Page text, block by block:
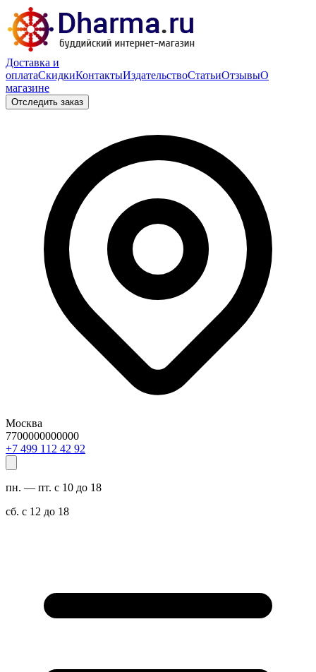
Доставка и
оплатаСкидкиКонтактыИздательствоСтатьиОтзывыО
магазине
Отследить заказ
Москва
7700000000000
29 24 211 994 7+
пн. — пт. с 10 до 18
сб. с 12 до 18